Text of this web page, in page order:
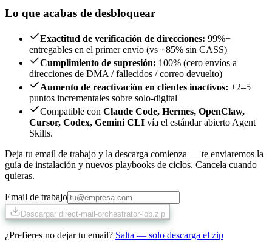
Lo que acabas de desbloquear
Exactitud de verificación de direcciones: 99%+
entregables en el primer envío (vs ~85% sin CASS)
Cumplimiento de supresión: 100% (cero envíos a
direcciones de DMA / fallecidos / correo devuelto)
Aumento de reactivación en clientes inactivos: +2–5
puntos incrementales sobre solo-digital
Compatible con Claude Code, Hermes, OpenClaw,
Cursor, Codex, Gemini CLI vía el estándar abierto Agent
Skills.
Deja tu email de trabajo y la descarga comienza — te enviaremos la
guía de instalación y nuevos playbooks de ciclos. Cancela cuando
quieras.
Email de trabajo
Descargar direct-mail-orchestrator-lob.zip
¿Prefieres no dejar tu email? Salta — solo descarga el zip